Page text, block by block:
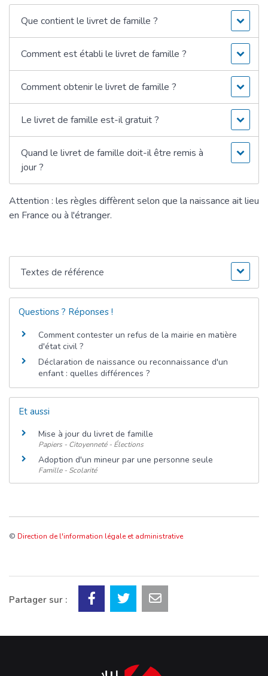
Que contient le livret de famille ?
Comment est établi le livret de famille ?
Comment obtenir le livret de famille ?
Le livret de famille est-il gratuit ?
Quand le livret de famille doit-il être remis à
jour ?
Attention : les règles diffèrent selon que la naissance ait lieu
en France ou à l'étranger.
Textes de référence
Questions ? Réponses !
Comment contester un refus de la mairie en matière
d'état civil ?
Déclaration de naissance ou reconnaissance d'un
enfant : quelles différences ?
Et aussi
Mise à jour du livret de famille
Papiers - Citoyenneté - Élections
Adoption d'un mineur par une personne seule
Famille - Scolarité
© Direction de l'information légale et administrative
Partager sur :